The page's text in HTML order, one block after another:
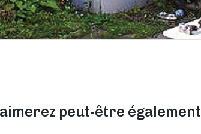
peut-être également